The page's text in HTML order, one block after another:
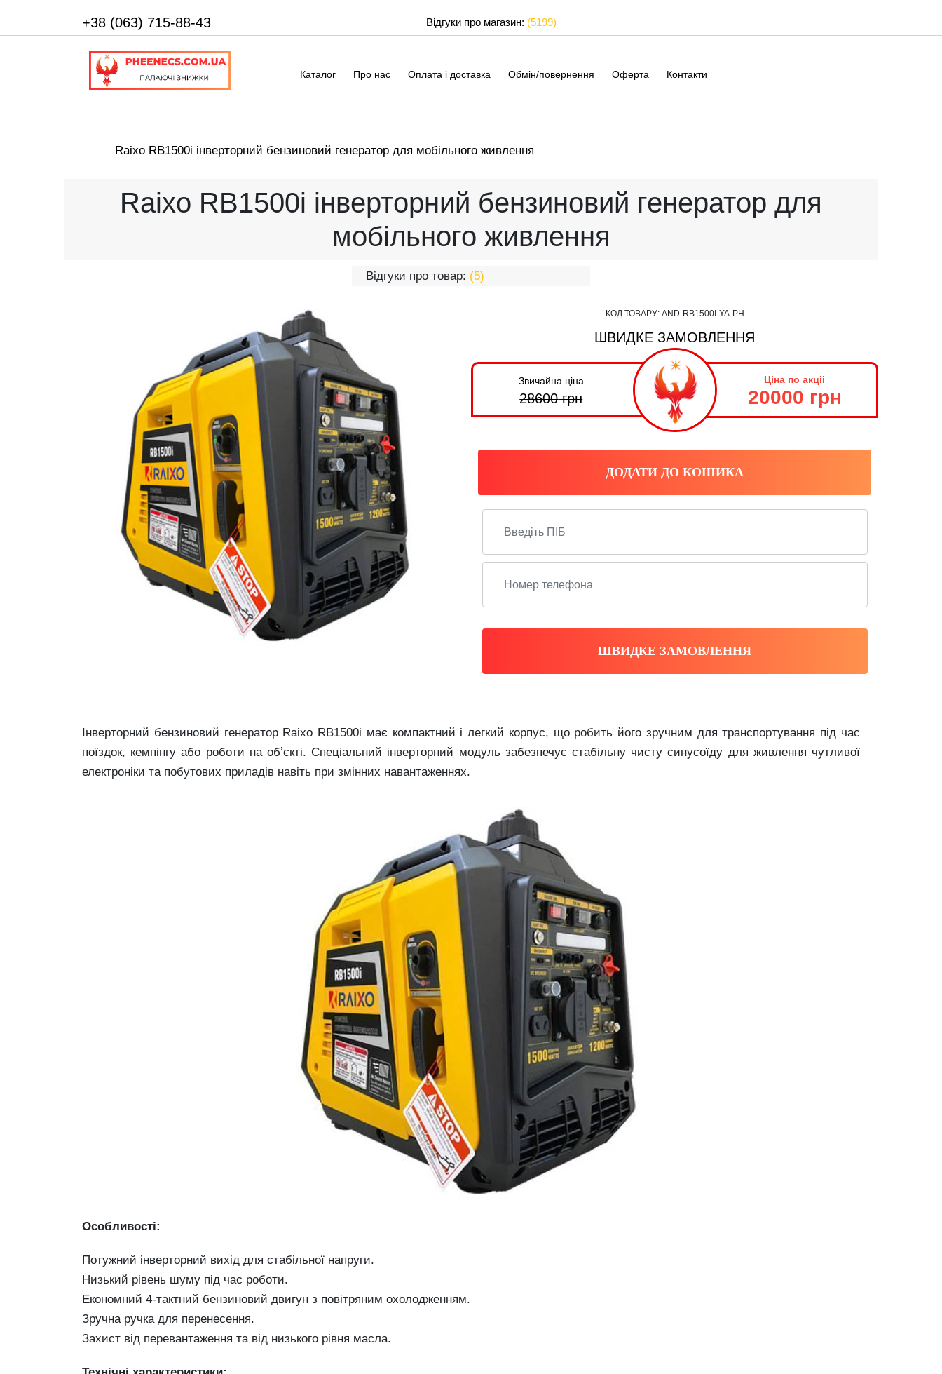
+38 (063) 715-88-43 Відгуки про магазин: (5199)
Каталог Про нас Оплата і доставка Обмін/повернення Оферта Контакти
Raixo RB1500i інверторний бензиновий генератор для мобільного живлення
Raixo RB1500i інверторний бензиновий генератор для
мобільного живлення
Відгуки про товар: (5)
КОД ТОВАРУ: AND-RB1500I-YA-PH
ШВИДКЕ ЗАМОВЛЕННЯ
Звичайна ціна
28600грн
Ціна по акціі
20000 грн
ДОДАТИ ДО КОШИКА
ШВИДКЕ ЗАМОВЛЕННЯ
Інверторний бензиновий генератор Raixo RB1500i має компактний і легкий корпус, що робить його зручним для транспортування під час
поїздок, кемпінгу або роботи на обʼєкті. Спеціальний інверторний модуль забезпечує стабільну чисту синусоїду для живлення чутливої
електроніки та побутових приладів навіть при змінних навантаженнях.
Особливості:
Потужний інверторний вихід для стабільної напруги.
Низький рівень шуму під час роботи.
Економний 4-тактний бензиновий двигун з повітряним охолодженням.
Зручна ручка для перенесення.
Захист від перевантаження та від низького рівня масла.